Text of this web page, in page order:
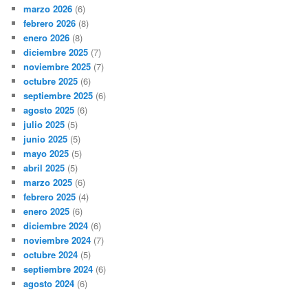
marzo 2026 (6)
febrero 2026 (8)
enero 2026 (8)
diciembre 2025 (7)
noviembre 2025 (7)
octubre 2025 (6)
septiembre 2025 (6)
agosto 2025 (6)
julio 2025 (5)
junio 2025 (5)
mayo 2025 (5)
abril 2025 (5)
marzo 2025 (6)
febrero 2025 (4)
enero 2025 (6)
diciembre 2024 (6)
noviembre 2024 (7)
octubre 2024 (5)
septiembre 2024 (6)
agosto 2024 (6)